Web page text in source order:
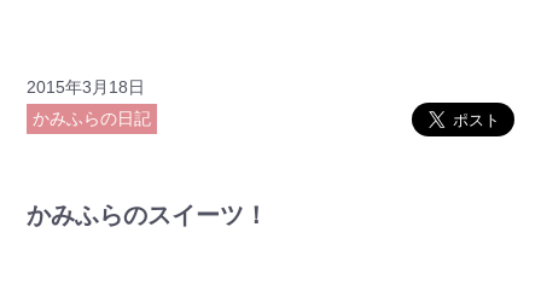
2015年3月18日
かみふらの日記
かみふらのスイーツ！